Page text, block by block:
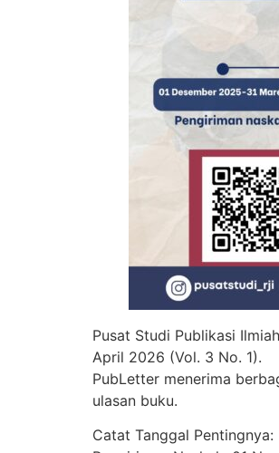
Pusat Studi Publikasi
April 2026 (Vol. 3 No. 1).
PubLetter menerima
ulasan buku.
Catat Tanggal Pentingnya: